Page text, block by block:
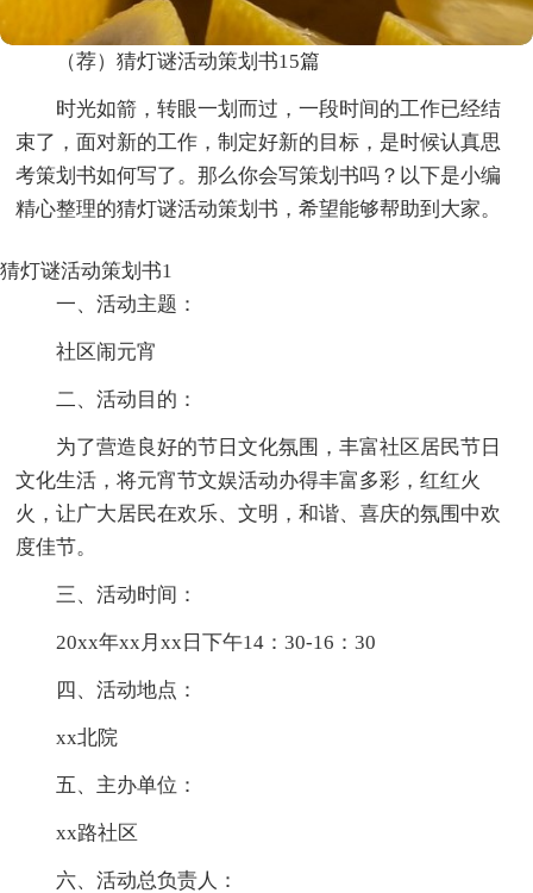
（荐）猜灯谜活动策划书15篇
时光如箭，转眼一划而过，一段时间的工作已经结
束了，面对新的工作，制定好新的目标，是时候认真思
考策划书如何写了。那么你会写策划书吗？以下是小编
精心整理的猜灯谜活动策划书，希望能够帮助到大家。
猜灯谜活动策划书1
一、活动主题：
社区闹元宵
二、活动目的：
为了营造良好的节日文化氛围，丰富社区居民节日
文化生活，将元宵节文娱活动办得丰富多彩，红红火
火，让广大居民在欢乐、文明，和谐、喜庆的氛围中欢
度佳节。
三、活动时间：
20xx年xx月xx日下午14：30-16：30
四、活动地点：
xx北院
五、主办单位：
xx路社区
六、活动总负责人：